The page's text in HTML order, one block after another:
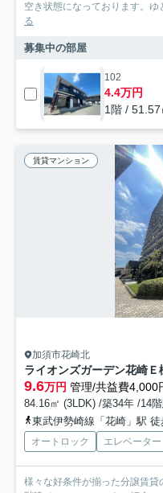
空き状態になっております。
る
募集中の部屋
102
4.4万円
1階 /
賃貸マンション
加須市花崎北
ライオンズガーデン花崎Ｅ
9.6万円 管理/共益費4,000
84.16㎡ (3LDK) /築34年 /14
東武伊勢崎線「花崎」駅 徒
オートロック エレベーター
様々な好条件が揃った分譲賃